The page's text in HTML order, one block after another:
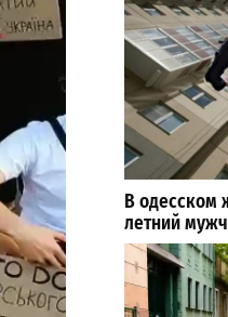
В одесском
летний
27-07-2026 в 13:47
ВИБОР